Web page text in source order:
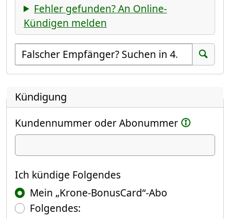
Fehler gefunden? An Online-
Kündigen melden
Empfänger suchen
Suchen
Kündigung
Kundennummer oder Abonummer
Ich kündige
Ich kündige Folgendes
Mein „Krone-BonusCard“-Abo
Folgendes: